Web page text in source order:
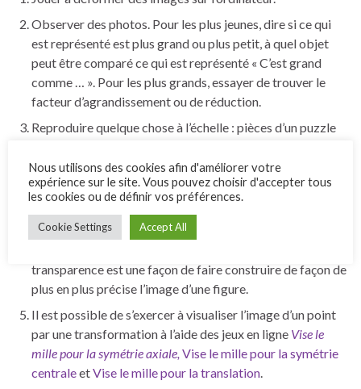
Observer des photos. Pour les plus jeunes, dire si ce qui
est représenté est plus grand ou plus petit, à quel objet
peut être comparé ce qui est représenté « C’est grand
comme … ». Pour les plus grands, essayer de trouver le
facteur d’agrandissement ou de réduction.
Reproduire quelque chose à l’échelle : pièces d’un puzzle
dessin ou la maquette d’une pièce.
En plus des jeux de miroirs, les applicationsMiroirs et
réflexions puzzles etLazorssont assez intéressantes. Plus
simplement, dessiner le symétrique d’une figure, et vérifier
transparence est une façon de faire construire de façon de
plus en plus précise l’image d’une figure.
Il est possible de s’exercer à visualiser l’image d’un point
par une transformation à l’aide des jeux en ligne Vise le
mille pour la symétrie axiale, Vise le mille pour la symétrie
centraleetVise le mille pour la translation.
Nous utilisons des cookies afin d'améliorer votre
expérience sur le site. Vous pouvez choisir d'accepter tous
les cookies ou de définir vos préférences.
Cookie Settings Accept All